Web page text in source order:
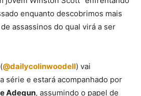
enquanto descobrimos mais
assassinos do qual virá a ser
(@dailycolinwoodell) vai
série e estará acompanhado por
Adegun, assumindo o papel de